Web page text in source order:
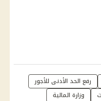
رفع الحد الأدنى للأجور
وزارة المالية